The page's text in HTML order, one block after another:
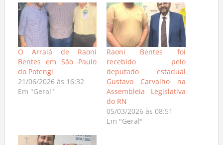
O Arraiá de Raoni
Bentes em São Paulo
do Potengi
21/06/2026 às 16:32
Em "Geral"
Raoni Bentes foi
recebido pelo
deputado estadual
Gustavo Carvalho na
Assembleia Legislativa
do RN
05/03/2026 às 08:51
Em "Geral"